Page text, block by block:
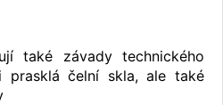
také závady technického
prasklá čelní skla, ale také